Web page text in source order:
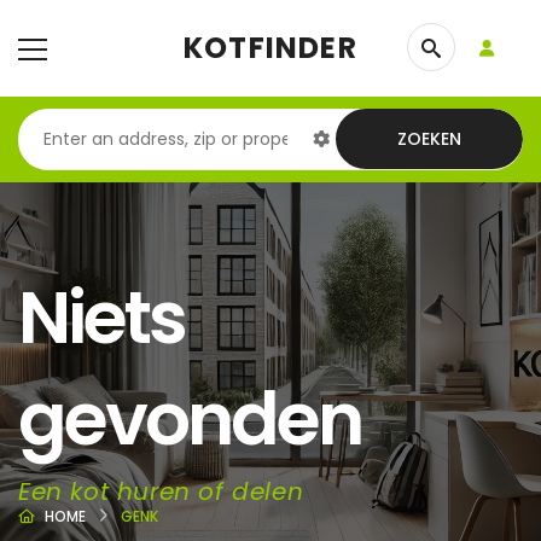
KOTFINDER
ZOEKEN
Niets
gevonden
Een kot huren of delen
HOME GENK